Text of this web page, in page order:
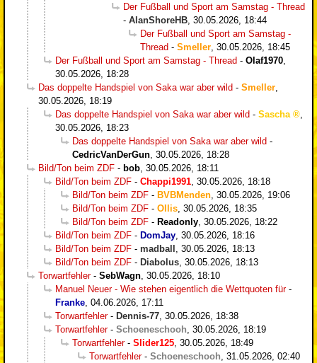
Der Fußball und Sport am Samstag - Thread
- AlanShoreHB 30.05.2026, 18:44
Der Fußball und Sport am Samstag -
Thread - Smeller 30.05.2026, 18:45
Der Fußball und Sport am Samstag - Thread - Olaf1970
30.05.2026, 18:28
Das doppelte Handspiel von Saka war aber wild - Smeller
30.05.2026, 18:19
Das doppelte Handspiel von Saka war aber wild - Sascha
30.05.2026, 18:23
Das doppelte Handspiel von Saka war aber wild -
CedricVanDerGun 30.05.2026, 18:28
Bild/Ton beim ZDF - bob 30.05.2026, 18:11
Bild/Ton beim ZDF - Chappi1991 30.05.2026, 18:18
Bild/Ton beim ZDF - BVBMenden 30.05.2026, 19:06
Bild/Ton beim ZDF - Ollis 30.05.2026, 18:35
Bild/Ton beim ZDF - Readonly 30.05.2026, 18:22
Bild/Ton beim ZDF - DomJay 30.05.2026, 18:16
Bild/Ton beim ZDF - madball
30.05.2026, 18:13
Bild/Ton beim ZDF - Diabolus 30.05.2026, 18:13
Torwartfehler- SebWagn 30.05.2026, 18:10
Manuel Neuer - Wie stehen eigentlich die Wettquoten für-
Franke 04.06.2026, 17:11
Torwartfehler- Dennis-77 30.05.2026, 18:38
Torwartfehler- Schoeneschooh 30.05.2026, 18:19
Torwartfehler- Slider125 30.05.2026, 18:49
Torwartfehler- Schoeneschooh 31.05.2026, 02:40